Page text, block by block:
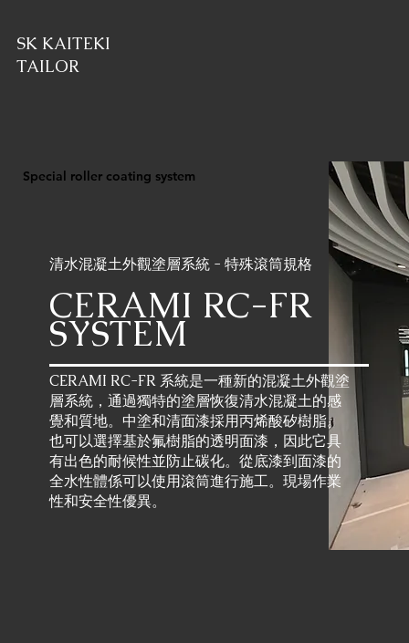
SK KAITEKI
TAILOR
Special roller coating system
清水混凝土外觀塗層系統 - 特殊滾筒規格
CERAMI RC-FR
SYSTEM
CERAMI RC-FR 系統是一種新的混凝土外觀塗
層系統，通過獨特的塗層恢復清水混凝土的感
覺和質地。中塗和清面漆採用丙烯酸矽樹脂。
也可以選擇基於氟樹脂的透明面漆，因此它具
有出色的耐候性並防止碳化。從底漆到面漆的
全水性體係可以使用滾筒進行施工。現場作業
性和安全性優異。